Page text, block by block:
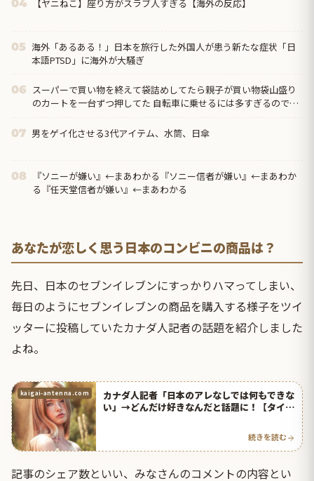
04 【ヤニねこ】座り方がスラブ人すぎる【海外の反応】
05 海外「あるある！」日本を旅行した外国人が患う新たな症状「日
本語PTSD」に海外が大騒ぎ
06 スーパーで買い物を終えて袋詰めしてたら親子が買い物袋山盛り
のカートを一台ずつ押してた 自転車に乗せるには多すぎるので、
07 男をゲイ化させる3代アイテム、水筒、日傘
08
『ソニーが嫌い』←まあわかる『ソニー信者が嫌い』←まあわか
る『任天堂信者が嫌い』←まあわかる
あなたが恋しく思う日本のコンビニの商品は？
先日、日本のセブンイレブンにすっかりハマってしまい、
毎日のようにセブンイレブンの商品を購入する様子をツイ
ッターに投稿していたカナダ人記者の話題を紹介しました
よね。
kaigai-antenna.com
カナダ人記者「日本のアレなしでは何もできな
い」→どんだけ好きなんだと話題に！【タイ人
続きを読む
記事のシェア数といい、みなさんのコメントの内容とい